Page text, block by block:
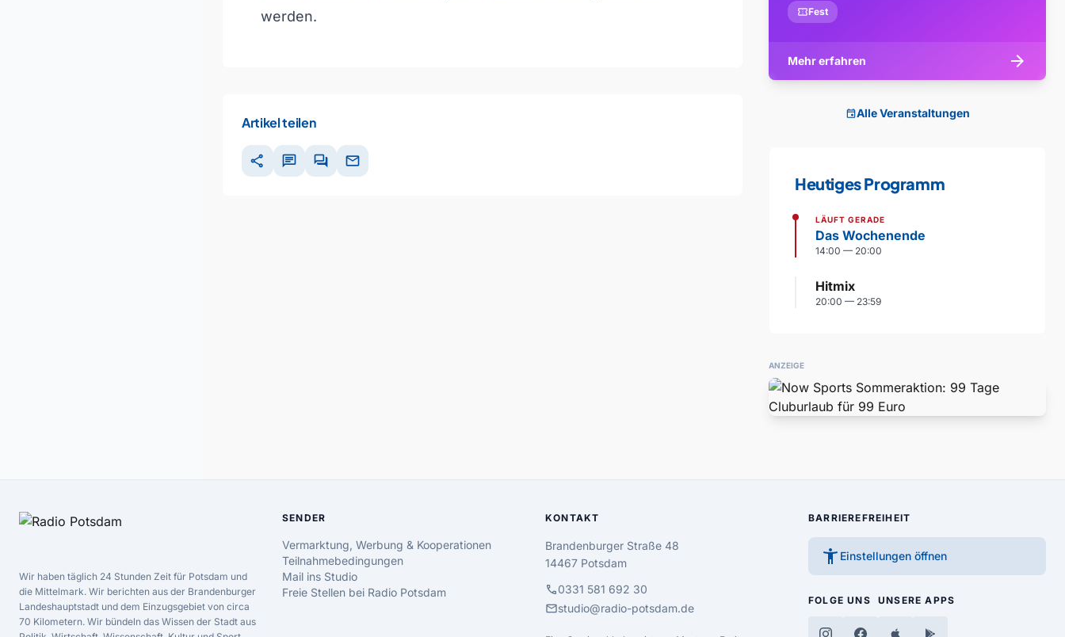
werden.
Artikel teilen
share chat forum mail
confirmation_numberFest
Mehr erfahren arrow_forward
eventAlle Veranstaltungen
Heutiges Programm
LÄUFT GERADE
Das Wochenende
14:00 — 20:00
Hitmix
20:00 — 23:59
ANZEIGE
Wir haben täglich 24 Stunden Zeit für Potsdam und
die Mittelmark. Wir berichten aus der Brandenburger
Landeshauptstadt und dem Einzugsgebiet von circa
70 Kilometern. Wir bündeln das Wissen der Stadt aus
SENDER
Vermarktung, Werbung & Kooperationen
Teilnahmebedingungen
Mail ins Studio
Freie Stellen bei Radio Potsdam
KONTAKT
Brandenburger Straße 48
14467 Potsdam
call0331 581 692 30
mailstudio@radio-potsdam.de
BARRIEREFREIHEIT
accessibility_new Einstellungen öffnen
FOLGE UNS UNSERE APPS